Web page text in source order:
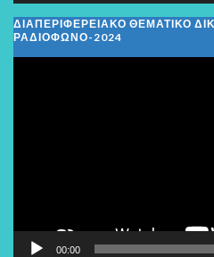
ΔΙΑΠΕΡΙΦΕΡΕΙΑΚΌ ΘΕΜΑΤΙΚΌ
ΡΑΔΙΌΦΩΝΟ-2024
00:00